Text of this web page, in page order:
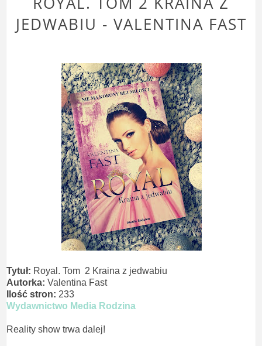
JEDWABIU - VALENTINA FAST
Tytuł: Royal. Tom 2 Kraina z jedwabiu
Autorka: Valentina Fast
Ilość stron: 233
Wydawnictwo Media Rodzina
Reality show trwa dalej!